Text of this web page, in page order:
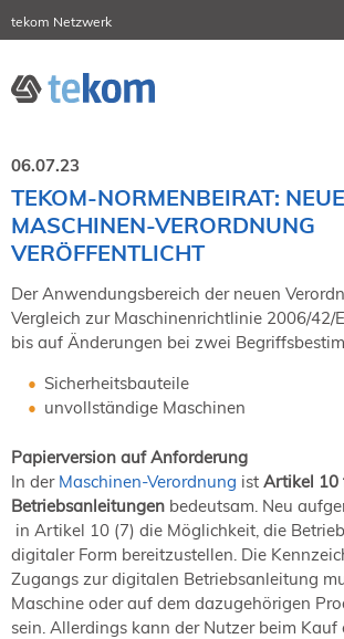
tekom Netzwerk
tech-writer.info
Tagungen
18.-19. März 2027
Information Energy
21.-23. April 2027 Online
tekom-Festival
7.-8. Mai 2026 in St. Leon-Rot
tcworld China
Evolution of TC
2.-3. Juni 2026 in Sofia
FokusTag DPP
19. Juni 2026 in Wiesbaden
NORDIC TechKomm Kopenhagen
23.-24. September 2026
tekom-Jahrestagung 2026
10.-12. November, 2026 in Stuttgart
06.07.23
TEKOM-NORMENBEIRAT: NEUE
MASCHINEN-VERORDNUNG
VERÖFFENTLICHT
Der Anwendungsbereich der neuen
Vergleich zur Maschinenrichtlinie 2006/42/
bis auf Änderungen bei zwei
Sicherheitsbauteile
unvollständige Maschinen
Papierversion auf Anforderung
In der Maschinen-Verordnung ist Artikel 10
Betriebsanleitungen bedeutsam. Neu
in Artikel 10 (7) die Möglichkeit, die
digitaler Form bereitzustellen. Die
Zugangs zur digitalen Betriebsanleitung
Maschine oder auf dem dazugehörigen
sein. Allerdings kann der Nutzer beim Kauf